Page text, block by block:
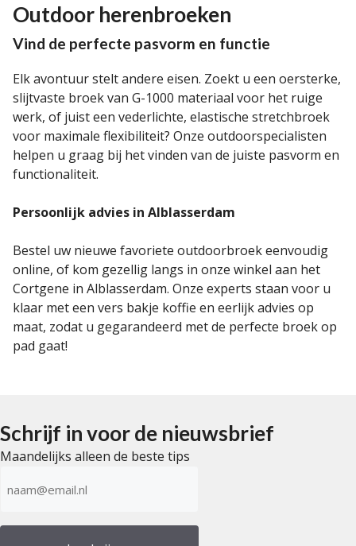
Outdoor herenbroeken
Vind de perfecte pasvorm en functie
Elk avontuur stelt andere eisen. Zoekt u een oersterke,
slijtvaste broek van G-1000 materiaal voor het ruige
werk, of juist een vederlichte, elastische stretchbroek
voor maximale flexibiliteit? Onze outdoorspecialisten
helpen u graag bij het vinden van de juiste pasvorm en
functionaliteit.
Persoonlijk advies in Alblasserdam
Bestel uw nieuwe favoriete outdoorbroek eenvoudig
online, of kom gezellig langs in onze winkel aan het
Cortgene in Alblasserdam. Onze experts staan voor u
klaar met een vers bakje koffie en eerlijk advies op
maat, zodat u gegarandeerd met de perfecte broek op
pad gaat!
Schrijf in voor de nieuwsbrief
Maandelijks alleen de beste tips
mailadres